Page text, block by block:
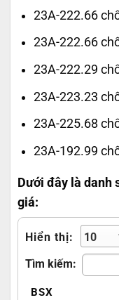
23A-222.66
23A-222.66
23A-222.29
23A-223.23
23A-225.68
23A-192.99
Dưới đây là danh
giá:
Hiển thị:
Tìm kiếm:
BSX